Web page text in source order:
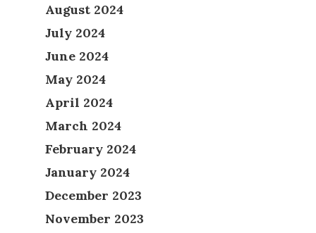
August 2024
July 2024
June 2024
May 2024
April 2024
March 2024
February 2024
January 2024
December 2023
November 2023